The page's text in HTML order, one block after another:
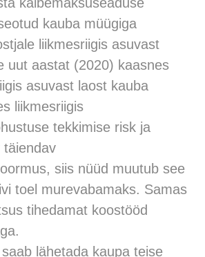
kauba müügiga
liikmesriigis asuvast
uut aastat (2020) kaasnes
asuvast laost kauba
liikmesriigis
tekkimise risk ja
täiendav
siis nüüd muutub see
toel murevabamaks. Samas
tihedamat koostööd
lähetada kaupa teise